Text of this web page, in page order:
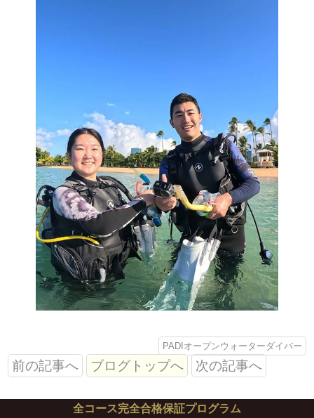
PADIオープンウォーターダイバー
前の記事へ ブログトップへ 次の記事へ
全コース完全合格保証プログラム